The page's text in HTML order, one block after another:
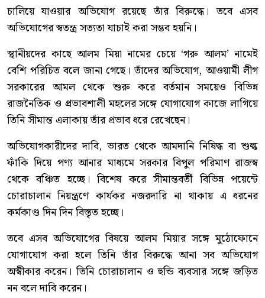
চালিয়ে যাওয়ার অভিযোগ রয়েছে তাঁর বিরুদ্ধে। তবে এসব
অভিযোগের স্বতন্ত্র সত্যতা যাচাই করা সম্ভব হয়নি।
স্থানীয়দের কাছে আলম মিয়া নামের চেয়ে ‘গরু আলম’ নামেই
বেশি পরিচিত বলে জানা গেছে। তাঁদের অভিযোগ, আওয়ামী লীগ
সরকারের আমল থেকে শুরু করে বর্তমান সময়েও বিভিন্ন
রাজনৈতিক ও প্রভাবশালী মহলের সঙ্গে যোগাযোগ কাজে লাগিয়ে
তিনি সীমান্ত এলাকায় তাঁর প্রভাব ধরে রেখেছেন।
অভিযোগকারীদের দাবি, ভারত থেকে আমদানি নিষিদ্ধ বা শুল্ক
ফাঁকি দিয়ে পণ্য আনার মাধ্যমে সরকার বিপুল পরিমাণ রাজস্ব
থেকে বঞ্চিত হচ্ছে। বিশেষ করে সীমান্তবর্তী বিভিন্ন পয়েন্টে
চোরাচালান নিয়ন্ত্রণে কার্যকর নজরদারি না থাকায় এ ধরনের
কর্মকাণ্ড দিন দিন বিস্তৃত হচ্ছে।
তবে এসব অভিযোগের বিষয়ে আলম মিয়ার সঙ্গে মুঠোফোনে
যোগাযোগ করা হলে তিনি তাঁর বিরুদ্ধে আনা সব অভিযোগ
অস্বীকার করেন। তিনি চোরাচালান ও হুন্ডি ব্যবসার সঙ্গে জড়িত
নন বলে দাবি করেন।